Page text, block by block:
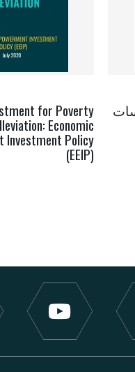
for Poverty
Economic
Investment Policy
(EEIP)